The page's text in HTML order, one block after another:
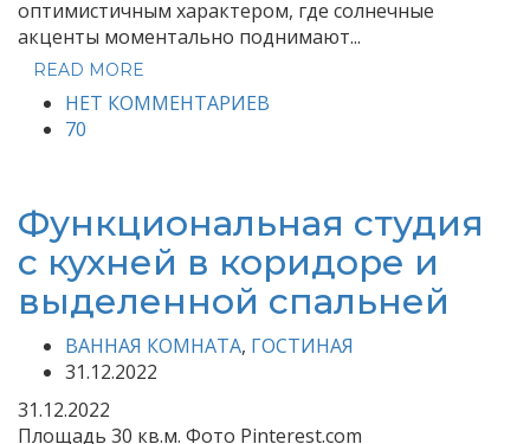
оптимистичным характером, где солнечные
акценты моментально поднимают...
READ MORE
НЕТ КОММЕНТАРИЕВ
70
Функциональная студия
с кухней в коридоре и
выделенной спальней
ВАННАЯ КОМНАТА, ГОСТИНАЯ
31.12.2022
31.12.2022
Площадь 30 кв.м. Фото Pinterest.com